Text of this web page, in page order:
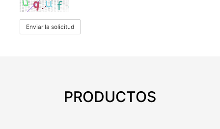
Enviar la solicitud
PRODUCTOS